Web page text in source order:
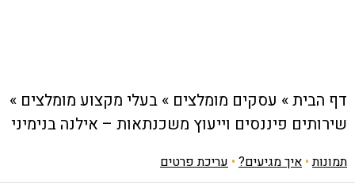
דף הבית» עסקים מומלצים » בעלי מקצוע מומלצים »
שירותים פיננסים וייעוץ משכנתאות – אילנה בנימיני
תמונות• איך מגיעים? • עריכת פרטים